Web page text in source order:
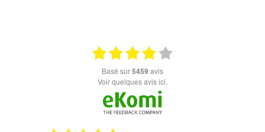
basé sur5459 avis
Voir quelques avis ici.